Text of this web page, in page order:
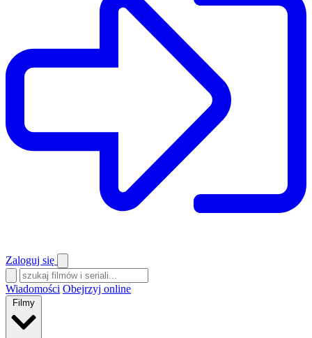
Zaloguj się
Wiadomości Obejrzyj online
Filmy